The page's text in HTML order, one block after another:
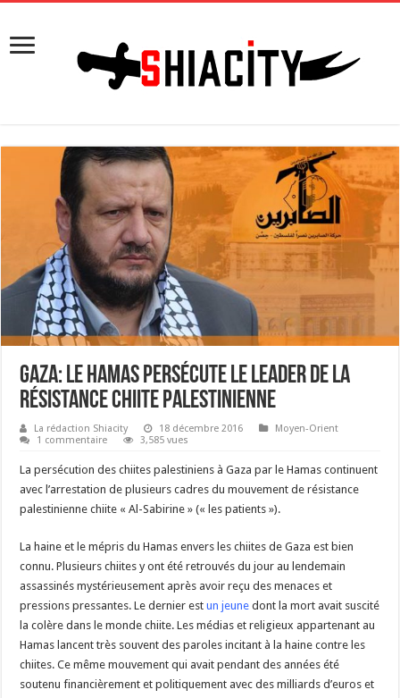
Gaza: le Hamas persécute le leader de la
résistance chiite palestinienne
La rédaction Shiacity 18 décembre 2016
Moyen-Orient
1 commentaire
3,585 vues
La persécution des chiites palestiniens à Gaza par le Hamas continuent
avec l’arrestation de plusieurs cadres du mouvement de résistance
palestinienne chiite « Al-Sabirine » (« les patients »).
La haine et le mépris du Hamas envers les chiites de Gaza est bien
connu. Plusieurs chiites y ont été retrouvés du jour au lendemain
assassinés mystérieusement après avoir reçu des menaces et
pressions pressantes. Le dernier estun jeune dont la mort avait suscité
la colère dans le monde chiite. Les médias et religieux appartenant au
Hamas lancent très souvent des paroles incitant à la haine contre les
chiites. Ce même mouvement qui avait pendant des années été
soutenu financièrement et politiquement avec des milliards d’euros et